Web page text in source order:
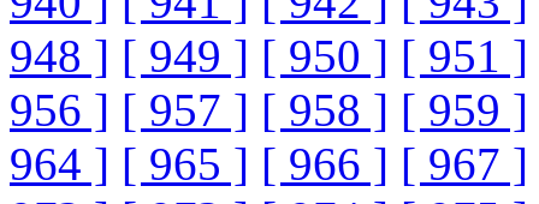
948 ] [ 949 ] [ 950 ] [ 951 ]
956 ] [ 957 ] [ 958 ] [ 959 ]
964 ] [ 965 ] [ 966 ] [ 967 ]